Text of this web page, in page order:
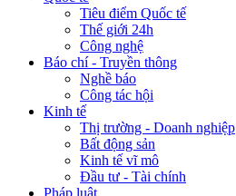
Tiêu điểm Quốc tế
Thế giới 24h
Công nghệ
Báo chí - Truyền thông
Nghề báo
Công tác hội
Kinh tế
Thị trường - Doanh nghiệp
Bất động sản
Kinh tế vĩ mô
Đầu tư - Tài chính